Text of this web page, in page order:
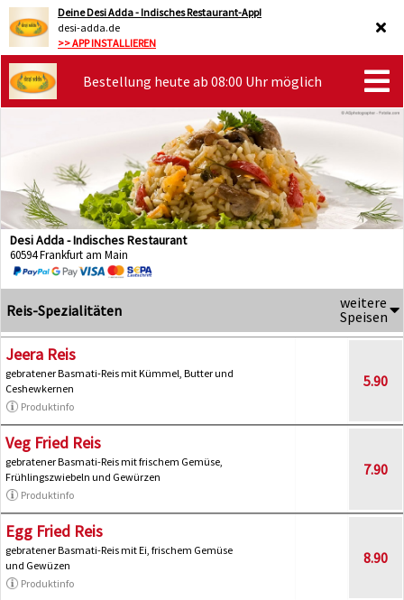
Deine Desi Adda - Indisches Restaurant-App!
desi-adda.de
>> APP INSTALLIEREN
Bestellung heute ab 08:00 Uhr möglich
Desi Adda - Indisches Restaurant
60594 Frankfurt am Main
Reis-Spezialitäten
weitere
Speisen
Jeera Reis
gebratener Basmati-Reis mit Kümmel, Butter und
Ceshewkernen
Produktinfo
5.90
Veg Fried Reis
gebratener Basmati-Reis mit frischem Gemüse,
Frühlingszwiebeln und Gewürzen
Produktinfo
7.90
Egg Fried Reis
gebratener Basmati-Reis mit Ei, frischem Gemüse
und Gewüzen
Produktinfo
8.90